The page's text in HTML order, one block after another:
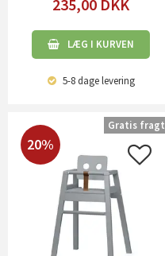
235,00 DKK
LÆG I KURVEN
5-8 dagelevering
20%
Gratis fragt